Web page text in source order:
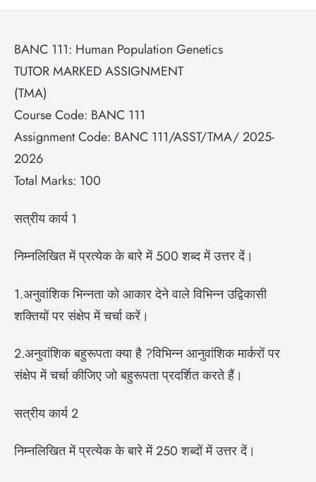
BANC 111: Human Population Genetics
TUTOR MARKED ASSIGNMENT
(TMA)
Course Code: BANC 111
Assignment Code: BANC 111/ASST/TMA/ 2025-
2026
Total Marks: 100
सत्रीय कार्य 1
निम्नलिखित में प्रत्येक के बारे में 500 शब्द में उत्तर दें।
1.अनुवांशिक भिन्नता को आकार देने वाले विभिन्न उद्विकासी
शक्तियों पर संक्षेप में चर्चा करें।
2.अनुवांशिक बहुरूपता क्या है ?विभिन्न आनुवांशिक मार्करों पर
संक्षेप में चर्चा कीजिए जो बहुरूपता प्रदर्शित करते हैं।
सत्रीय कार्य 2
निम्नलिखित में प्रत्येक के बारे में 250 शब्दों में उत्तर दें।